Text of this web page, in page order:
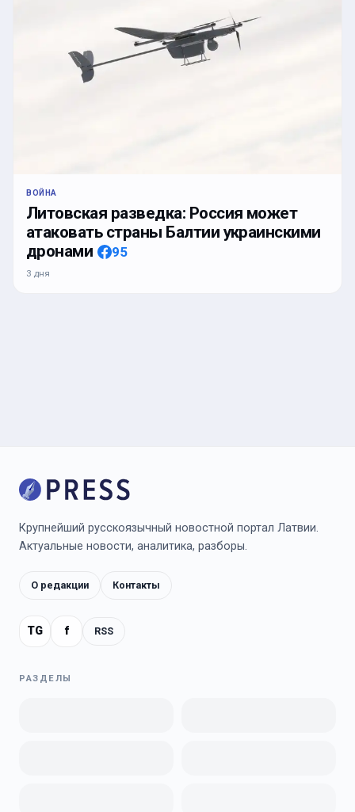
ВОЙНА
Литовская разведка: Россия может
атаковать страны Балтии украинскими
дронами
95
3 дня
Крупнейший русскоязычный новостной портал Латвии.
Актуальные новости, аналитика, разборы.
О редакции Контакты
TG f RSS
РАЗДЕЛЫ